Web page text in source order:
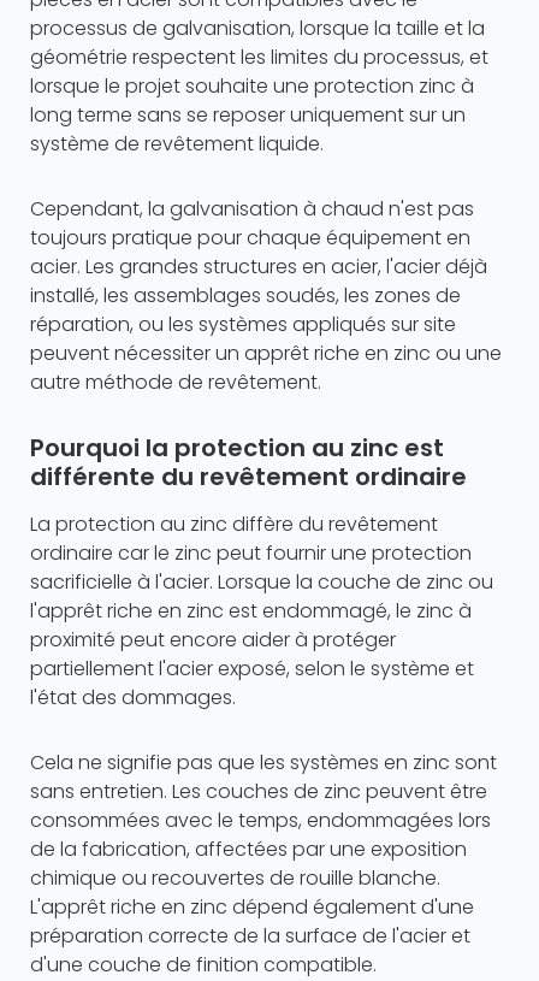
processus de galvanisation, lorsque la taille et la
géométrie respectent les limites du processus, et
lorsque le projet souhaite une protection zinc à
long terme sans se reposer uniquement sur un
système de revêtement liquide.
Cependant, la galvanisation à chaud n'est pas
toujours pratique pour chaque équipement en
acier. Les grandes structures en acier, l'acier déjà
installé, les assemblages soudés, les zones de
réparation, ou les systèmes appliqués sur site
peuvent nécessiter un apprêt riche en zinc ou une
autre méthode de revêtement.
Pourquoi la protection au zinc est
différente du revêtement ordinaire
La protection au zinc diffère du revêtement
ordinaire car le zinc peut fournir une protection
sacrificielle à l'acier. Lorsque la couche de zinc ou
l'apprêt riche en zinc est endommagé, le zinc à
proximité peut encore aider à protéger
partiellement l'acier exposé, selon le système et
l'état des dommages.
Cela ne signifie pas que les systèmes en zinc sont
sans entretien. Les couches de zinc peuvent être
consommées avec le temps, endommagées lors
de la fabrication, affectées par une exposition
chimique ou recouvertes de rouille blanche.
L'apprêt riche en zinc dépend également d'une
préparation correcte de la surface de l'acier et
d'une couche de finition compatible.